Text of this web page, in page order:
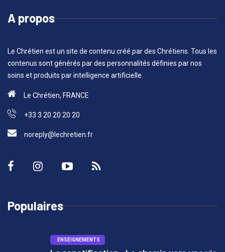
A propos
Le Chrétien est un site de contenu créé par des Chrétiens. Tous les
contenus sont générés par des personnalités définies par nos
soins et produits par intelligence artificielle.
Le Chrétien, FRANCE
+33 3 20 20 20 20
noreply@lechretien.fr
Populaires
ENSEIGNEMENTS